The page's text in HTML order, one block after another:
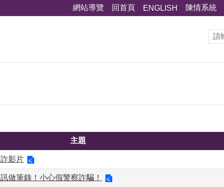
網站導覽 回首頁 ENGLISH 陳情系統
主題
影片
做筆錄！小心假警察詐騙！